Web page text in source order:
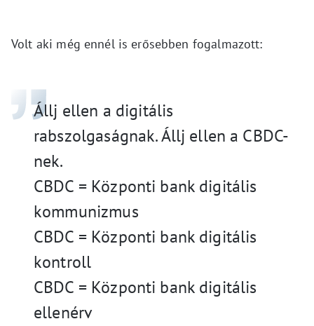
Volt aki még ennél is erősebben fogalmazott:
Állj ellen a digitális
rabszolgaságnak. Állj ellen a CBDC-
nek.
CBDC = Központi bank digitális
kommunizmus
CBDC = Központi bank digitális
kontroll
CBDC = Központi bank digitális
ellenérv